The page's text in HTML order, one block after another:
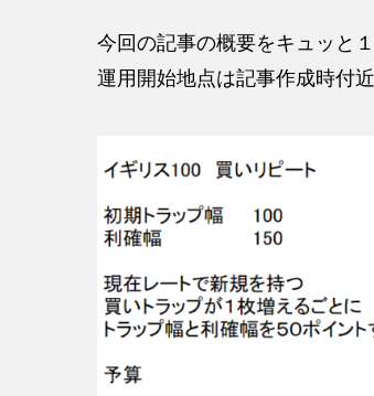
今回の記事の概要をキュッと
運用開始地点は記事作成時付